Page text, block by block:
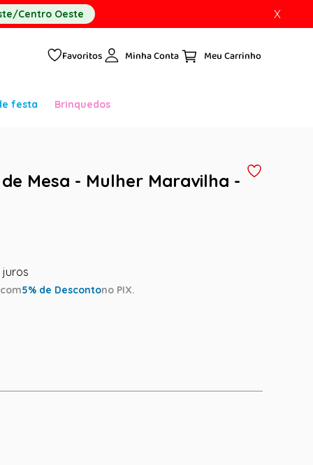
Centro Oeste X
Favoritos Minha Conta
festa Brinquedos
Mesa - Mulher Maravilha -
com5% de Descontono PIX.